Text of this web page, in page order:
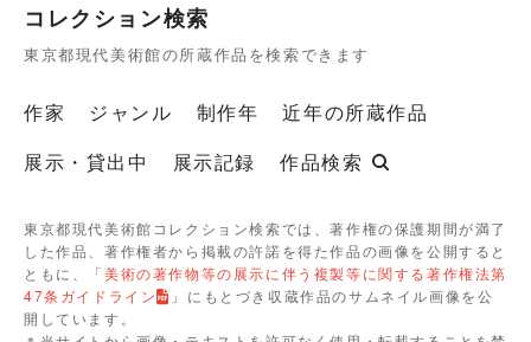
コレクション検索
東京都現代美術館の所蔵作品を検索できます
作家 ジャンル 制作年
近年の所蔵作品
展示・貸出中
展示記録 作品検索
東京都現代美術館コレクション検索では、著作権の保護期間が満了
した作品、著作権者から掲載の許諾を得た作品の画像を公開すると
ともに、「美術の著作物等の展示に伴う複製等に関する著作権法第
47条ガイドライン
」にもとづき収蔵作品のサムネイル画像を公
開しています。